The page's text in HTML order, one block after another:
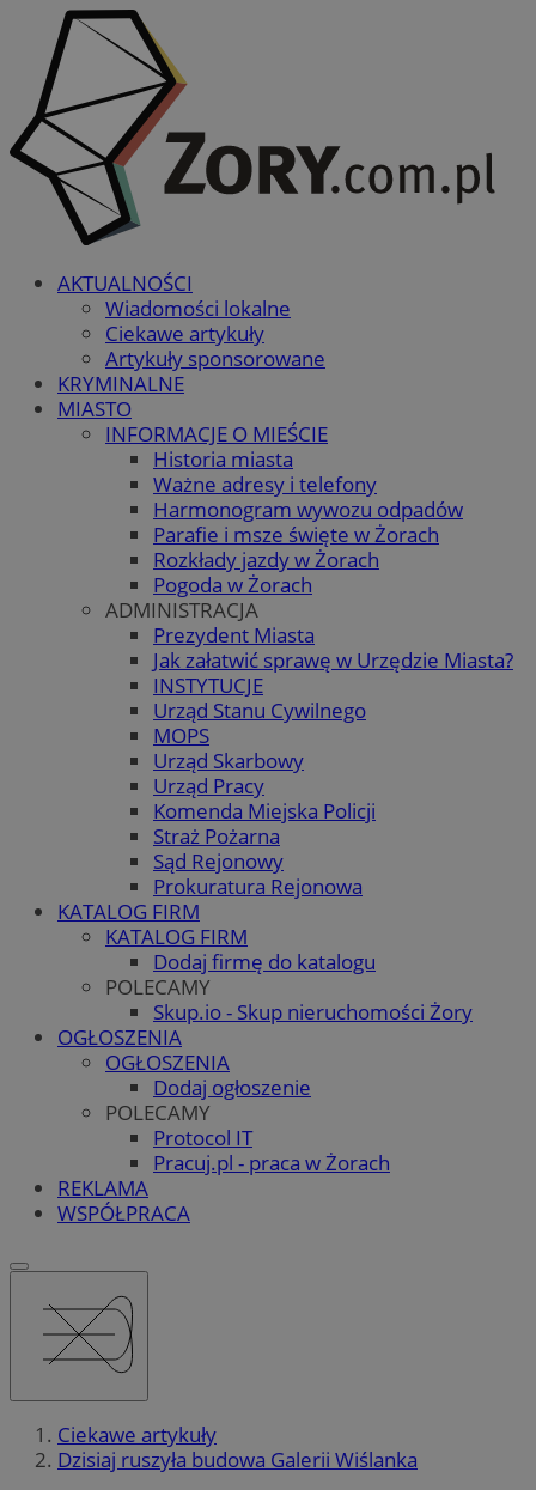
AKTUALNOŚCI
Wiadomości lokalne
Ciekawe artykuły
Artykuły sponsorowane
KRYMINALNE
MIASTO
INFORMACJE O MIEŚCIE
Historia miasta
Ważne adresy i telefony
Harmonogram wywozu odpadów
Parafie i msze święte w Żorach
Rozkłady jazdy w Żorach
Pogoda w Żorach
ADMINISTRACJA
Prezydent Miasta
Jak załatwić sprawę w Urzędzie Miasta?
INSTYTUCJE
Urząd Stanu Cywilnego
MOPS
Urząd Skarbowy
Urząd Pracy
Komenda Miejska Policji
Straż Pożarna
Sąd Rejonowy
Prokuratura Rejonowa
KATALOG FIRM
KATALOG FIRM
Dodaj firmę do katalogu
POLECAMY
Skup.io - Skup nieruchomości Żory
OGŁOSZENIA
OGŁOSZENIA
Dodaj ogłoszenie
POLECAMY
Protocol IT
Pracuj.pl - praca w Żorach
REKLAMA
WSPÓŁPRACA
Ciekawe artykuły
Dzisiaj ruszyła budowa Galerii Wiślanka